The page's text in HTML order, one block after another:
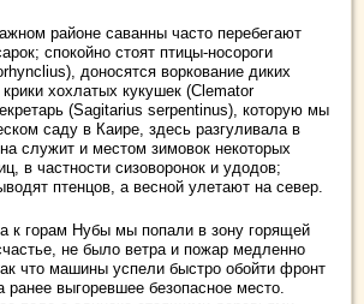
районе саванны часто перебегают
спокойно стоят птицы-носороги
доносятся воркование диких
хохлатых кукушек (Clemator
(Sagitarius serpentinus), которую мы
саду в Каире, здесь разгуливала в
служит и местом зимовок некоторых
в частности сизоворонок и удодов;
птенцов, а весной улетают на север.
к горам Нубы мы попали в зону горящей
не было ветра и пожар медленно
что машины успели быстро обойти фронт
ранее выгоревшее безопасное место.